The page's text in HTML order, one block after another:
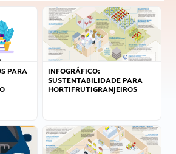
PARA
INFOGRÁFICO:
SUSTENTABILIDADE PARA
HORTIFRUTIGRANJEIROS